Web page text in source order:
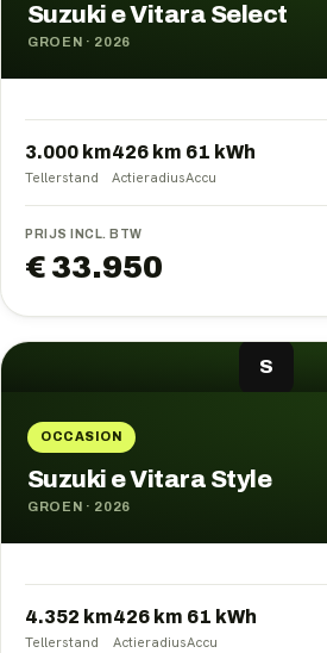
Suzuki e Vitara Select
GROEN · 2026
3.000 km
Tellerstand
426 km
Actieradius
61 kWh
Accu
PRIJS INCL. BTW
€ 33.950
S
OCCASION
Suzuki e Vitara Style
GROEN · 2026
4.352 km
Tellerstand
426 km
Actieradius
61 kWh
Accu